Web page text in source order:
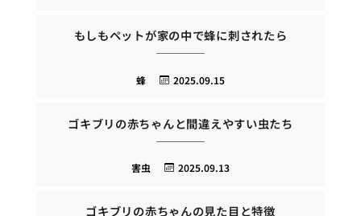
もしもペットが家の中で蜂に刺されたら
2025.09.15
蜂
ゴキブリの赤ちゃんと間違えやすい虫たち
2025.09.13
害虫
ゴキブリの赤ちゃんの見た目と特徴